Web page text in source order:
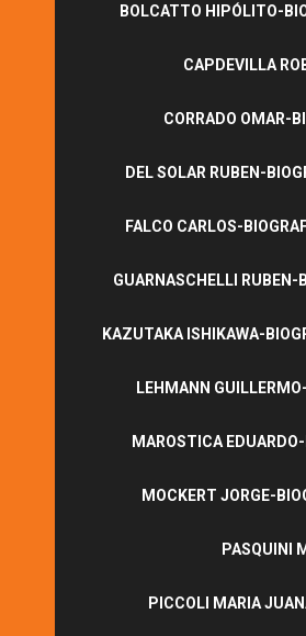
BOLCATTO HIPÓLITO-
CAPDEVILLA
CORRADO OMAR-
DEL SOLAR RUBEN-
FALCO CARLOS-
GUARNASCHELLI RUBEN-
KAZUTAKA ISHIKAWA-
LEHMANN
MAROSTICA
MOCKERT JORGE-
PASQUINI
PICCOLI MARIA